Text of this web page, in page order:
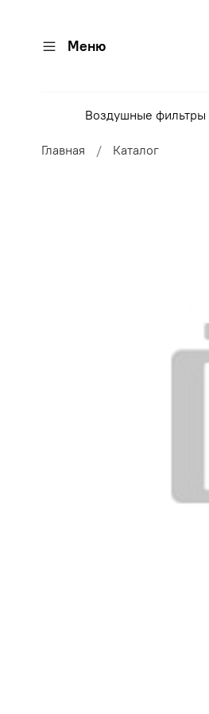
Меню
Воздушные фильтры
Главная Каталог